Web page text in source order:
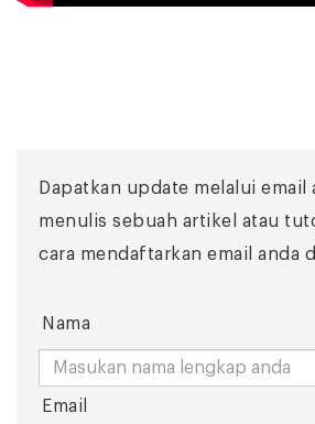
Dapatkan update melalui email
menulis sebuah artikel atau
cara mendaftarkan email anda
Nama
Email